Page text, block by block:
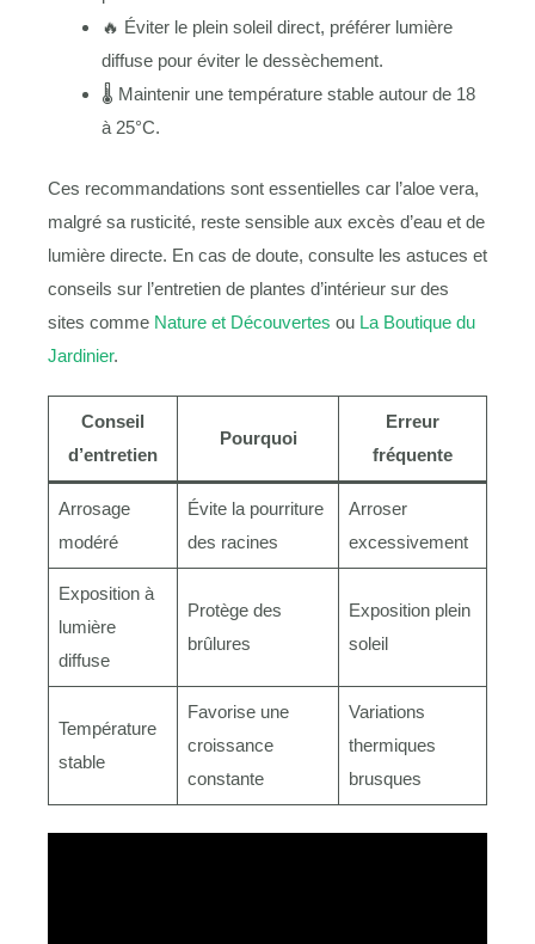
🔥 Éviter le plein soleil direct, préférer lumière
diffuse pour éviter le dessèchement.
🌡️ Maintenir une température stable autour de 18
à 25°C.
Ces recommandations sont essentielles car l’aloe vera,
malgré sa rusticité, reste sensible aux excès d’eau et de
lumière directe. En cas de doute, consulte les astuces et
conseils sur l’entretien de plantes d’intérieur sur des
sites comme Nature et Découvertes ou La Boutique du
Jardinier.
Conseil
d’entretien
Pourquoi
Erreur
fréquente
Arrosage
modéré
Évite la pourriture
des racines
Arroser
excessivement
Exposition à
lumière
diffuse
Protège des
brûlures
Exposition plein
soleil
Température
stable
Favorise une
croissance
constante
Variations
thermiques
brusques